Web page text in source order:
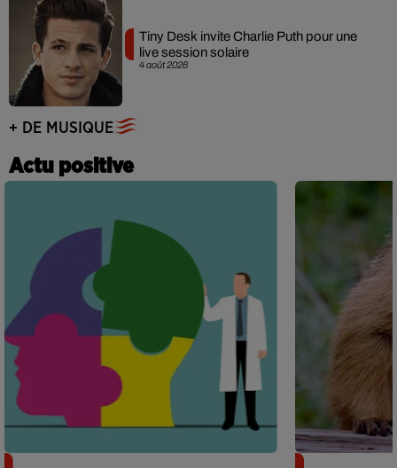
4 août 2026
Tiny Desk invite Charlie Puth pour une
live session solaire
+ DE MUSIQUE
Actu positive